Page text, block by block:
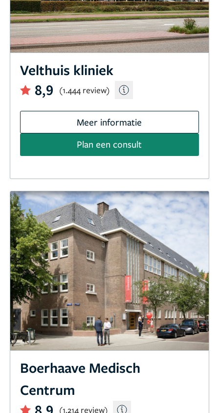
Velthuis kliniek
8,9
(1.444 review)
Meer informatie
Plan een consult
Boerhaave Medisch
Centrum
(1.214 review)